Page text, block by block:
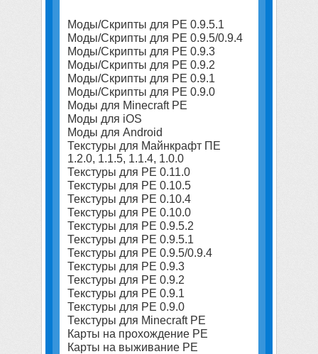
Моды/Скрипты для PE 0.9.5.1
Моды/Скрипты для PE 0.9.5/0.9.4
Моды/Скрипты для PE 0.9.3
Моды/Скрипты для PE 0.9.2
Моды/Скрипты для PE 0.9.1
Моды/Скрипты для PE 0.9.0
Моды для Minecraft PE
Моды для iOS
Моды для Android
Текстуры для Майнкрафт ПЕ
1.2.0, 1.1.5, 1.1.4, 1.0.0
Текстуры для PE 0.11.0
Текстуры для PE 0.10.5
Текстуры для PE 0.10.4
Текстуры для PE 0.10.0
Текстуры для PE 0.9.5.2
Текстуры для PE 0.9.5.1
Текстуры для PE 0.9.5/0.9.4
Текстуры для PE 0.9.3
Текстуры для PE 0.9.2
Текстуры для PE 0.9.1
Текстуры для PE 0.9.0
Текстуры для Minecraft PE
Карты на прохождение PE
Карты на выживание PE